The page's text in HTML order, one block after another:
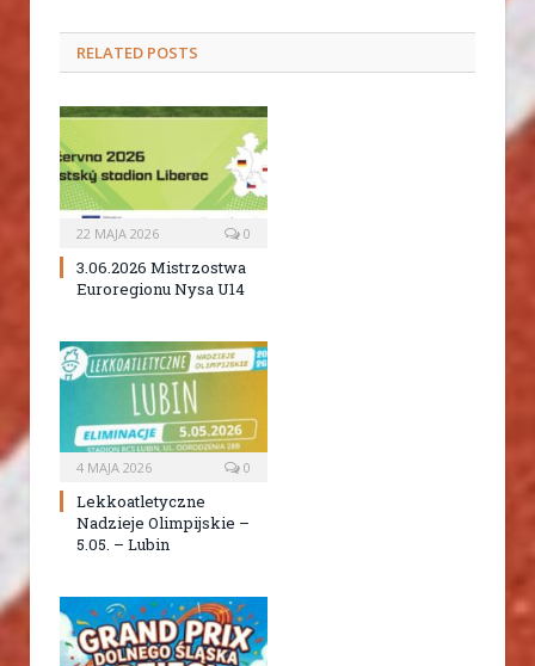
RELATED POSTS
22 MAJA 2026 0
3.06.2026 Mistrzostwa
Euroregionu Nysa U14
4 MAJA 2026 0
Lekkoatletyczne
Nadzieje Olimpijskie –
5.05. – Lubin